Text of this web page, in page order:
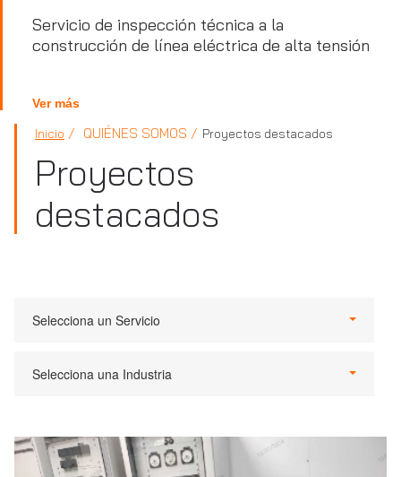
Servicio de inspección técnica a la
construcción de línea eléctrica de alta tensión
Ver más
Inicio QUIÉNES SOMOS Proyectos destacados
Proyectos
destacados
Selecciona un Servicio
Selecciona una Industria